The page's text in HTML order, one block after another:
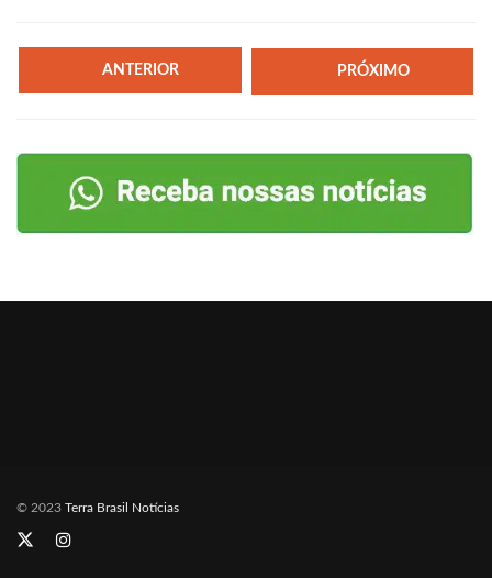
ANTERIOR PRÓXIMO
© 2023 Terra Brasil Notícias